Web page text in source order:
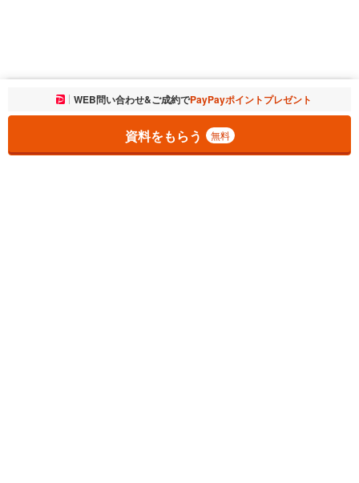
お気に入りに追加しました。 一覧を開く
WEB問い合わせ&ご成約でPayPayポイントプレゼント
資料をもらう 無料